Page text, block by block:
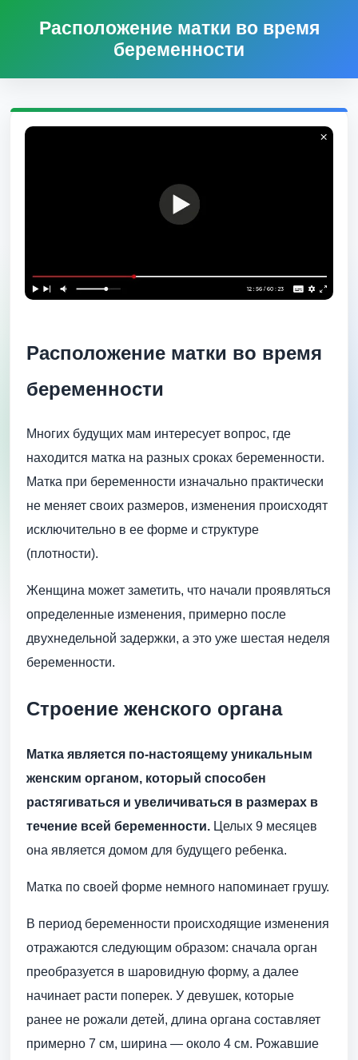
Расположение матки во время
беременности
Расположение матки во время
беременности
Многих будущих мам интересует вопрос, где
находится матка на разных сроках беременности.
Матка при беременности изначально практически
не меняет своих размеров, изменения происходят
исключительно в ее форме и структуре
(плотности).
Женщина может заметить, что начали проявляться
определенные изменения, примерно после
двухнедельной задержки, а это уже шестая неделя
беременности.
Строение женского органа
Матка является по-настоящему уникальным
женским органом, который способен
растягиваться и увеличиваться в размерах в
течение всей беременности. Целых 9 месяцев
она является домом для будущего ребенка.
Матка по своей форме немного напоминает грушу.
В период беременности происходящие изменения
отражаются следующим образом: сначала орган
преобразуется в шаровидную форму, а далее
начинает расти поперек. У девушек, которые
ранее не рожали детей, длина органа составляет
примерно 7 см, ширина — около 4 см. Рожавшие